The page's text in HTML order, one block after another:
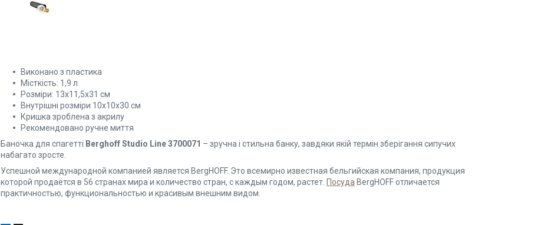
Виконано з пластика
Місткість: 1,9 л
Розміри: 13x11,5x31 см
Внутрішні розміри 10x10x30 см
Кришка зроблена з акрилу
Рекомендовано ручне миття
Баночка для спагетті Berghoff Studio Line 3700071 – зручна і стильна банку, завдяки якій термін зберігання сипучих
набагато зросте.
Успешной международной компанией является BergHOFF. Это всемирно известная бельгийская компания, продукция
которой продаётся в 56 странах мира и количество стран, с каждым годом, растет. Посуда BergHOFF отличается
практичностью, функциональностью и красивым внешним видом.